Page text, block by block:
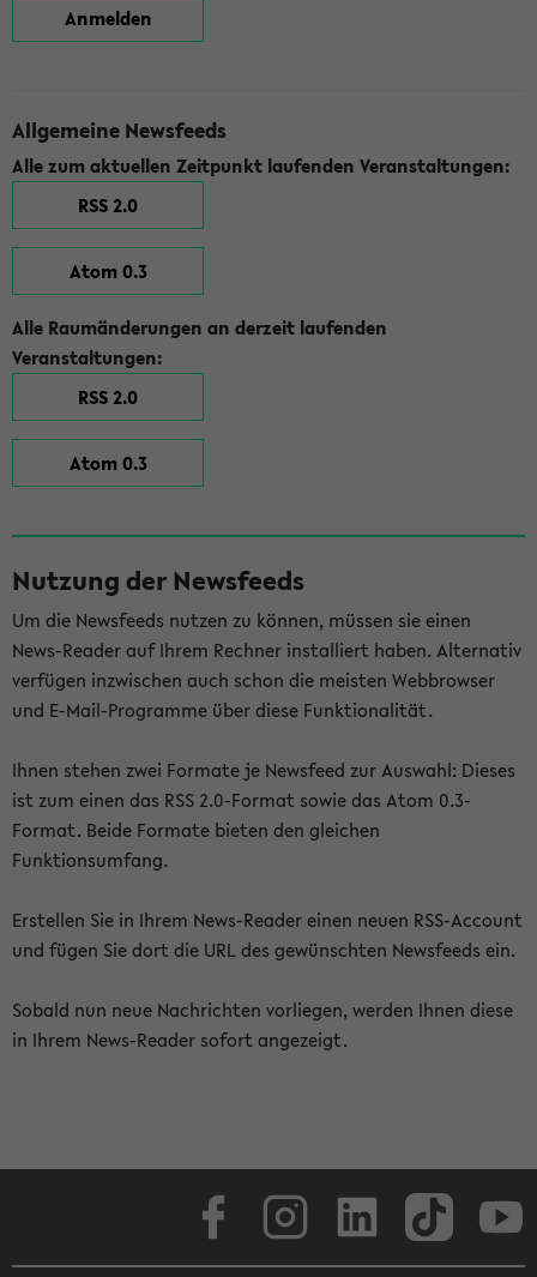
Anmelden
Allgemeine Newsfeeds
Alle zum aktuellen Zeitpunkt laufenden Veranstaltungen:
RSS 2.0
Atom 0.3
Alle Raumänderungen an derzeit laufenden
Veranstaltungen:
RSS 2.0
Atom 0.3
Nutzung der Newsfeeds
Um die Newsfeeds nutzen zu können, müssen sie einen
News-Reader auf Ihrem Rechner installiert haben. Alternativ
verfügen inzwischen auch schon die meisten Webbrowser
und E-Mail-Programme über diese Funktionalität.
Ihnen stehen zwei Formate je Newsfeed zur Auswahl: Dieses
ist zum einen das RSS 2.0-Format sowie das Atom 0.3-
Format. Beide Formate bieten den gleichen
Funktionsumfang.
Erstellen Sie in Ihrem News-Reader einen neuen RSS-Account
und fügen Sie dort die URL des gewünschten Newsfeeds ein.
Sobald nun neue Nachrichten vorliegen, werden Ihnen diese
in Ihrem News-Reader sofort angezeigt.